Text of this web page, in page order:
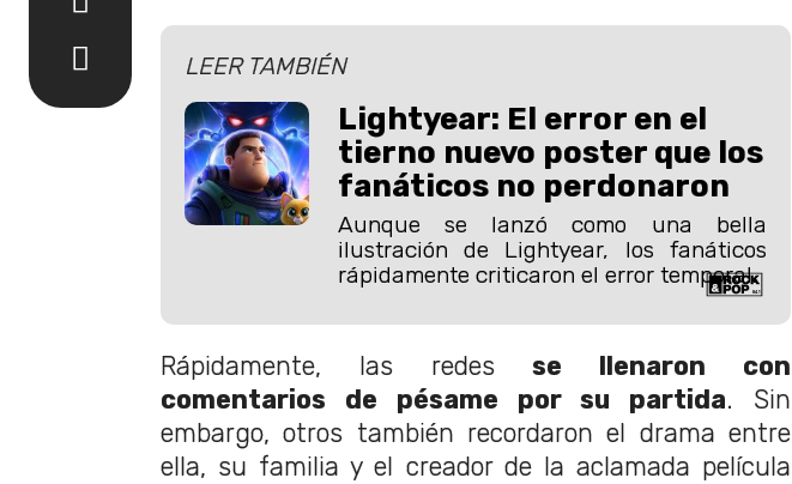
LEER TAMBIÉN
Lightyear: El error en el
tierno nuevo poster que los
fanáticos no perdonaron
Aunque se lanzó como una bella
ilustración de Lightyear, los fanáticos
rápidamente criticaron el error temporal.
Rápidamente, las redes se llenaron con
comentarios de pésame por su partida. Sin
embargo, otros también recordaron el drama entre
ella, su familia y el creador de la aclamada película